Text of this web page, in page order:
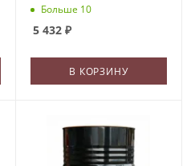
Больше 10
5 432₽
В КОРЗИНУ